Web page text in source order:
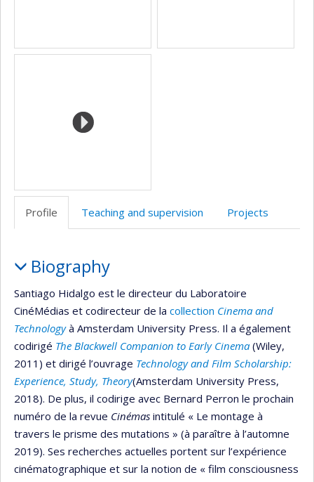
Profile Teaching and supervision Projects
Biography
Santiago Hidalgo est le directeur du Laboratoire
CinéMédias et codirecteur de la collection Cinema and
Technologyà Amsterdam University Press. Il a également
codirigé The Blackwell Companion to Early Cinema (Wiley,
2011) et dirigé l’ouvrage Technology and Film Scholarship:
Experience, Study, Theory(Amsterdam University Press,
2018). De plus, il codirige avec Bernard Perron le prochain
numéro de la revue Cinémas intitulé « Le montage à
travers le prisme des mutations » (à paraître à l’automne
2019). Ses recherches actuelles portent sur l’expérience
cinématographique et sur la notion de « film consciousness